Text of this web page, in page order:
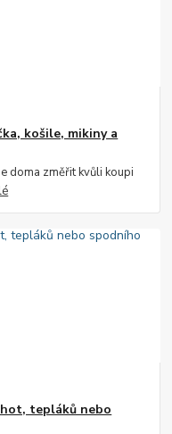
košile, mikiny a
doma změřit kvůli koupi
tepláků nebo